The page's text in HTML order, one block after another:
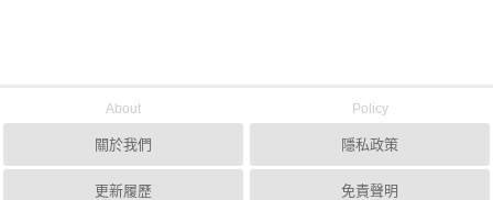
About
關於我們
更新履歷
Policy
隱私政策
免責聲明